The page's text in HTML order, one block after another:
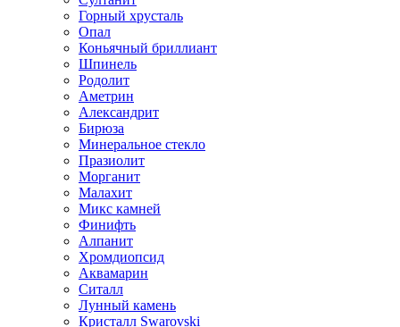
Горный хрусталь
Опал
Коньячный бриллиант
Шпинель
Родолит
Аметрин
Александрит
Бирюза
Минеральное стекло
Празиолит
Морганит
Малахит
Микс камней
Финифть
Алпанит
Хромдиопсид
Аквамарин
Ситалл
Лунный камень
Кристалл Swarovski